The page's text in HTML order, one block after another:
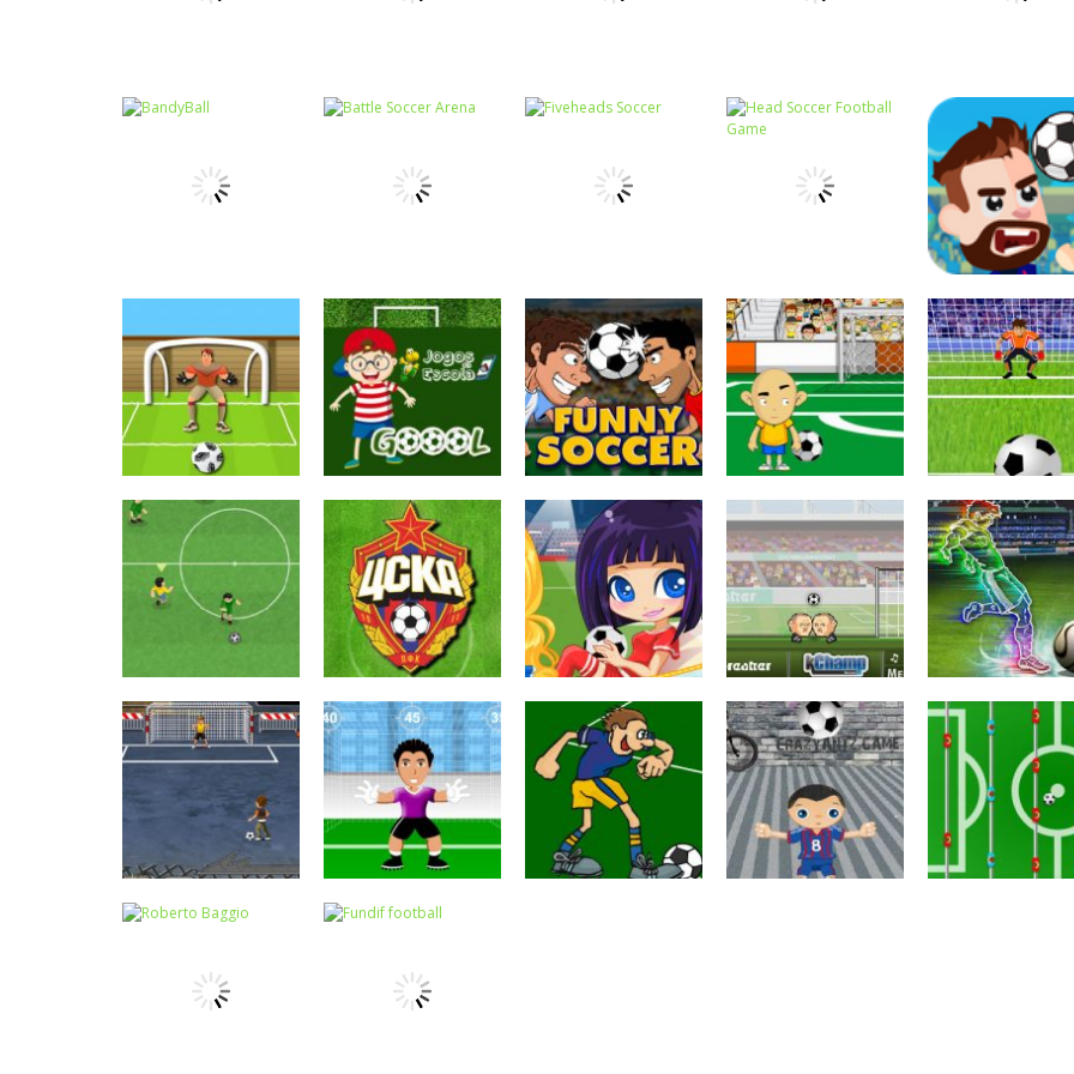
Coordenação
Memória
Memória da Copa
Passatempo
Passatempo
Foot Chinko
Passatempo
Football Champ
3D
Coordenação
Motora
BandyBall
Passatempo
Battle Soccer
Arena
Coordenação
Motora
Fiveheads Soccer
Coordenação
Motora
Head Soccer
Football Game
Coordenação
Motora
Football
Passatempo
Penalty Shoot
Atividades
Português e
Matemática
Goool
Passatempo
Funny soccer
Passatempo
Crazy Freekick
Passatempo
Penalidades
Passatempo
Copa do mundo
Passatempo
Quiz futebol
Passatempo
Girls go soccer
Passatempo
Sports heads
football
Passatempo
Copa de
Passatempo
Números
Pênalti da